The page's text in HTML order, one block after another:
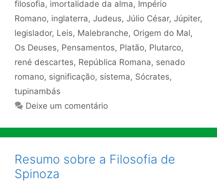
filosofia, imortalidade da alma, Império
Romano, inglaterra, Judeus, Júlio César, Júpiter,
legislador, Leis, Malebranche, Origem do Mal,
Os Deuses, Pensamentos, Platão, Plutarco,
rené descartes, República Romana, senado
romano, significação, sistema, Sócrates,
tupinambás
Deixe um comentário
Resumo sobre a Filosofia de
Spinoza